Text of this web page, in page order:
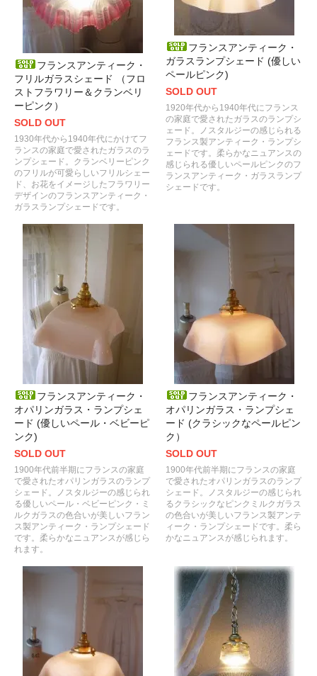
フランスアンティーク・
フリルガラスシェード （フロ
ストフラワリー＆クランベリ
ーピンク）
SOLD OUT
1930年代から1940年代にかけてフ
ランスの家庭で愛されたガラスのラ
ンプシェード。クランベリーピンク
のフリルが可愛らしいフリルシェー
ド、お花をイメージしたフラワリー
デザインのフランスアンティーク・
ガラスランプシェードです。
フランスアンティーク・
ガラスランプシェード (優しい
ペールピンク)
SOLD OUT
1920年代から1940年代にフランス
の家庭で愛されたガラスのランプシ
ェード。ノスタルジーの感じられる
フランス製アンティーク・ランプシ
ェードです。柔らかなニュアンスの
感じられる優しいペールピンクのフ
ランスアンティーク・ガラスランプ
シェードです。
フランスアンティーク・
オパリンガラス・ランプシェ
ード (優しいペール・ベビーピ
ンク)
SOLD OUT
1900年代前半期にフランスの家庭
で愛されたオパリンガラスのランプ
シェード。ノスタルジーの感じられ
る優しいペール・ベビーピンク・ミ
ルクガラスの色合いが美しいフラン
ス製アンティーク・ランプシェード
です。柔らかなニュアンスが感じら
れます。
フランスアンティーク・
オパリンガラス・ランプシェ
ード (クラシックなペールピン
ク）
SOLD OUT
1900年代前半期にフランスの家庭
で愛されたオパリンガラスのランプ
シェード。ノスタルジーの感じられ
るクラシックなピンクミルクガラス
の色合いが美しいフランス製アンテ
ィーク・ランプシェードです。柔ら
かなニュアンスが感じられます。